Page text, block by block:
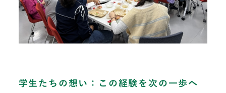
学生たちの想い：この経験を次の一歩へ